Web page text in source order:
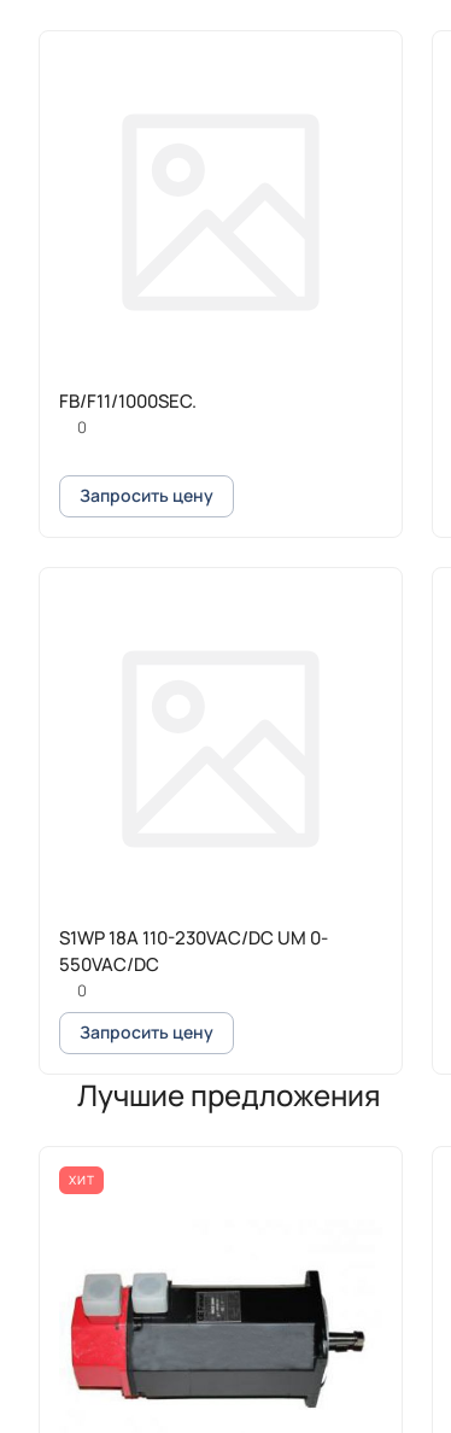
FB/F11/1000SEC.
0
Запросить цену
S1WP 18A 110-230VAC/DC UM 0-
550VAC/DC
0
Запросить цену
Лучшие предложения
ХИТ